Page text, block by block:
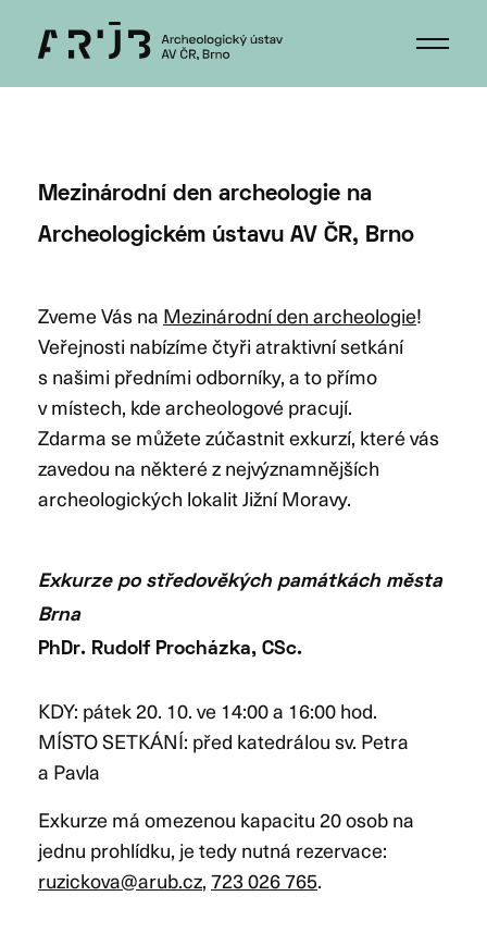
Mezinárodní den archeologie na
Archeologickém ústavu AV ČR, Brno
Zveme Vás na Mezinárodní den archeologie!
Veřejnosti nabízíme čtyři atraktivní setkání
s našimi předními odborníky, a to přímo
v místech, kde archeologové pracují.
Zdarma se můžete zúčastnit exkurzí, které vás
zavedou na některé z nejvýznamnějších
archeologických lokalit Jižní Moravy.
Exkurze po středověkých památkách města
Brna
PhDr. Rudolf Procházka, CSc.
KDY: pátek 20. 10. ve 14:00 a 16:00 hod.
MÍSTO SETKÁNÍ: před katedrálou sv. Petra
a Pavla
Exkurze má omezenou kapacitu 20 osob na
jednu prohlídku, je tedy nutná rezervace:
ruzickova@arub.cz,723 026 765.